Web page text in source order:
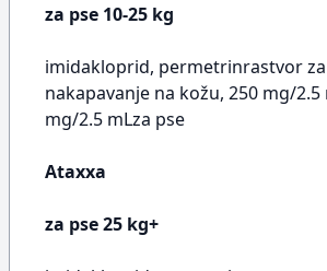
za pse 10-25 kg
imidakloprid, permetrinrastvor
nakapavanje na kožu, 250 mg/2.5
mg/2.5 mLza pse
Ataxxa
za pse 25 kg+